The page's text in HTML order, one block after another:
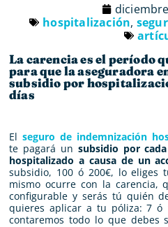
hospitalización,
La carencia es el período
para que la aseguradora
subsidio por
días
El seguro de indemnización
te pagará un subsidio por
hospitalizado a causa de un
subsidio, 100 ó 200€, lo eliges
mismo ocurre con la carencia,
configurable y serás tú quién
quieres aplicar a tu póliza: 7 ó
contaremos todo lo que debes